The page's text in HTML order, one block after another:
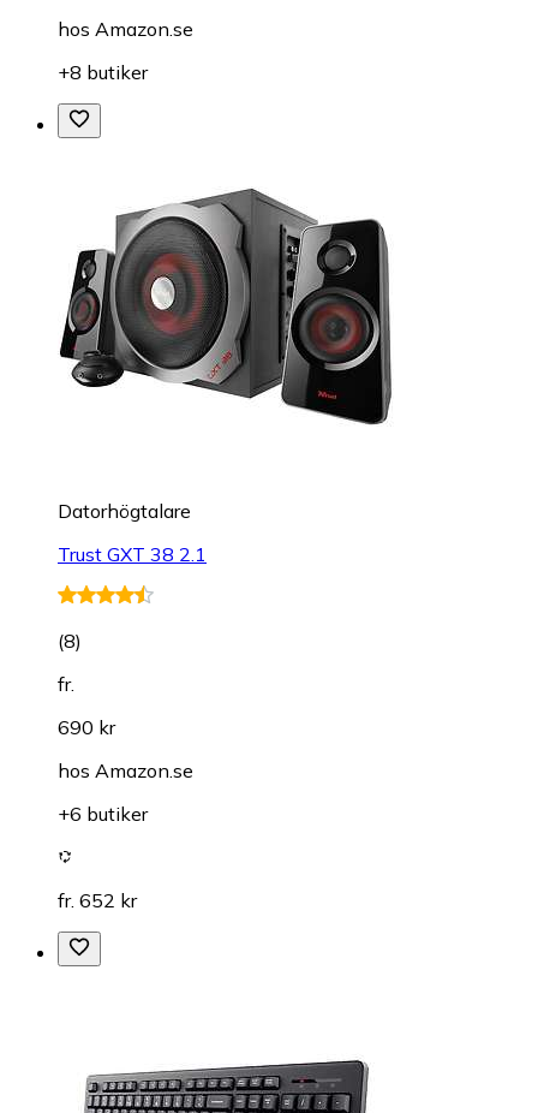
hos Amazon.se
+8 butiker
Datorhögtalare
Trust GXT 38 2.1
(8)
fr.
690 kr
hos Amazon.se
+6 butiker
fr. 652 kr